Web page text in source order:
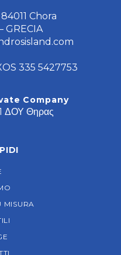
Chora
GRECIA
335 5427753
Company
ΔΟΥ Θηρας
MISURA